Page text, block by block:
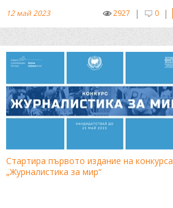
|
0
|
2927
12 май 2023
Стартира първото издание на конкурса
„Журналистика за мир“